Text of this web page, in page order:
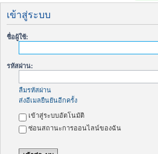
เข้าสู่ระบบ
ชื่อผู้ใช้:
รหัสผ่าน:
ลืมรหัสผ่าน
ส่งอีเมลยืนยันอีกครั้ง
เข้าสู่ระบบอัตโนมัติ
ซ่อนสถานะการออนไลน์ของฉัน